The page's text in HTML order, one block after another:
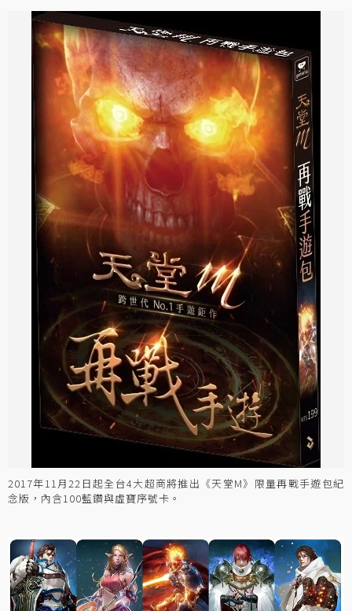
2017年11月22日起全台4大超商將推出《天堂M》限量再戰手遊包紀
念版，內含100藍鑽與虛寶序號卡。